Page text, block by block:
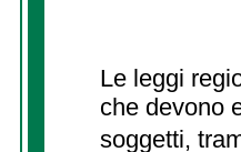
Le leggi
che devono
soggetti,